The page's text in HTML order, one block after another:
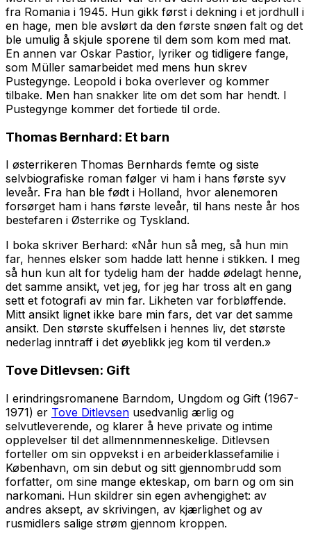
fra Romania i 1945. Hun gikk først i dekning i et jordhull i
en hage, men ble avslørt da den første snøen falt og det
ble umulig å skjule sporene til dem som kom med mat.
En annen var Oskar Pastior, lyriker og tidligere fange,
som Müller samarbeidet med mens hun skrev
Pustegynge. Leopold i boka overlever og kommer
tilbake. Men han snakker lite om det som har hendt. I
Pustegynge kommer det fortiede til orde.
Thomas Bernhard: Et barn
I østerrikeren Thomas Bernhards femte og siste
selvbiografiske roman følger vi ham i hans første syv
leveår. Fra han ble født i Holland, hvor alenemoren
forsørget ham i hans første leveår, til hans neste år hos
bestefaren i Østerrike og Tyskland.
I boka skriver Berhard: «Når hun så meg, så hun min
far, hennes elsker som hadde latt henne i stikken. I meg
så hun kun alt for tydelig ham der hadde ødelagt henne,
det samme ansikt, vet jeg, for jeg har tross alt en gang
sett et fotografi av min far. Likheten var forbløffende.
Mitt ansikt lignet ikke bare min fars, det var det samme
ansikt. Den største skuffelsen i hennes liv, det største
nederlag inntraff i det øyeblikk jeg kom til verden.»
Tove Ditlevsen: Gift
I erindringsromanene Barndom, Ungdom og Gift (1967-
1971) er Tove Ditlevsen usedvanlig ærlig og
selvutleverende, og klarer å heve private og intime
opplevelser til det allmennmenneskelige. Ditlevsen
forteller om sin oppvekst i en arbeiderklassefamilie i
København, om sin debut og sitt gjennombrudd som
forfatter, om sine mange ekteskap, om barn og om sin
narkomani. Hun skildrer sin egen avhengighet: av
andres aksept, av skrivingen, av kjærlighet og av
rusmidlers salige strøm gjennom kroppen.